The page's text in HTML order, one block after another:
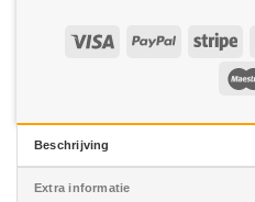
Beschrijving
Extra informatie